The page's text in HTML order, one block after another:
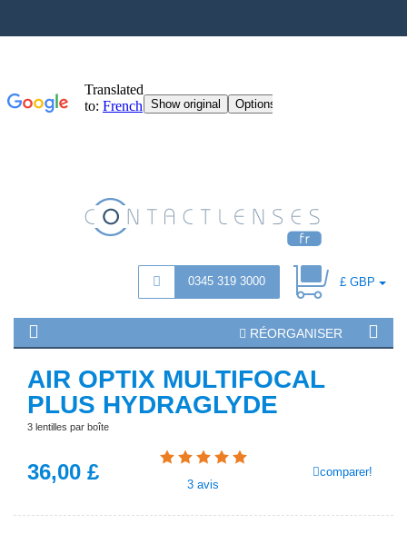
0345 319 3000 £ GBP
RÉORGANISER
AIR OPTIX MULTIFOCAL
PLUS HYDRAGLYDE
3 lentilles par boîte
36,00 £
3 avis
comparer!